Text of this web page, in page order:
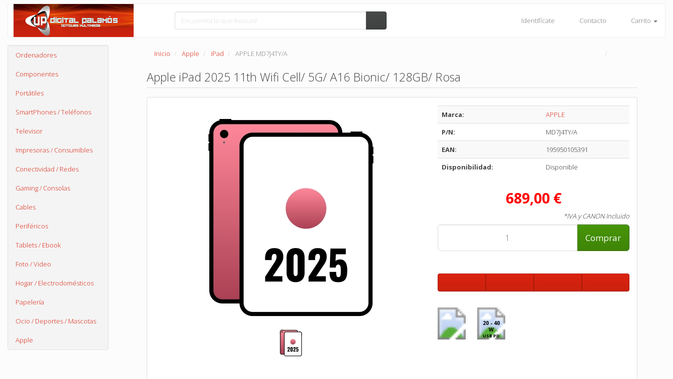
Identifícate Contacto Carrito
Ordenadores
Componentes
Portátiles
SmartPhones / Teléfonos
Televisor
Impresoras / Consumibles
Conectividad / Redes
Gaming / Consolas
Cables
Periféricos
Tablets / Ebook
Foto / Video
Hogar / Electrodomésticos
Papelería
Ocio / Deportes / Mascotas
Apple
Inicio Apple iPad APPLE MD7J4TY/A
Apple iPad 2025 11th Wifi Cell/ 5G/ A16 Bionic/ 128GB/ Rosa
Marca:
APPLE
P/N:
MD7J4TY/A
EAN:
195950105391
Disponibilidad:
Disponible
689,00 €
*IVA y CANON Incluido
Comprar
20 - 40
W
USB PD